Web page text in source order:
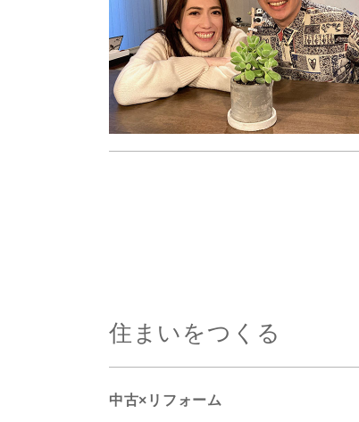
住まいをつくる
中古×リフォーム